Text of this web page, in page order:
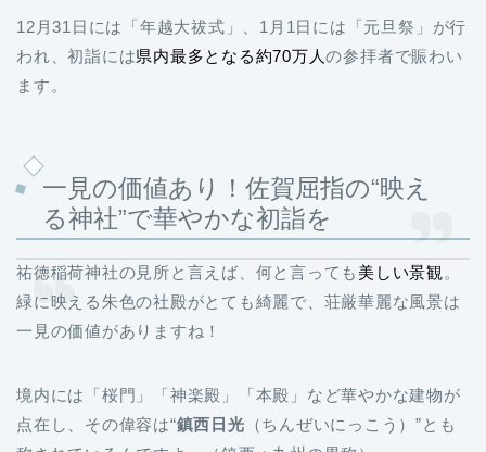
12月31日には「年越大祓式」、1月1日には「元旦祭」が行
われ、初詣には県内最多となる約70万人の参拝者で賑わい
ます。
一見の価値あり！佐賀屈指の“映え
る神社”で華やかな初詣を
祐徳稲荷神社の見所と言えば、何と言っても 美しい景観 。
緑に映える朱色の社殿がとても綺麗で、荘厳華麗な風景は
一見の価値がありますね！
境内には「桜門」「神楽殿」「本殿」など華やかな建物が
点在し、その偉容は“鎮西日光 （ちんぜいにっこう）”とも